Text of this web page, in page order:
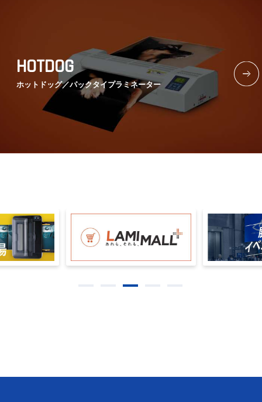
HOTDOG
ホットドッグ／パックタイプラミネーター